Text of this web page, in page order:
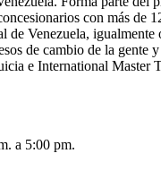
con más de
Venezuela,
de cambio de la
e International Master
a 5:00 pm.